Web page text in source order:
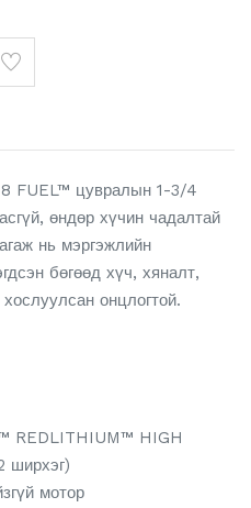
FUEL™ цувралын 1-3/4
өндөр хүчин чадалтай
нь мэргэжлийн
бөгөөд хүч, хяналт,
онцлогтой.
REDLITHIUM™ HIGH
ширхэг)
мотор